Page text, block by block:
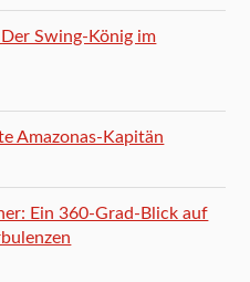
Swing-König im
Amazonas-Kapitän
Ein 360-Grad-Blick auf